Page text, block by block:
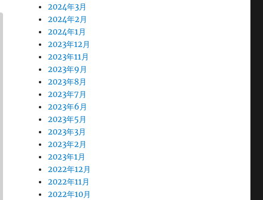
2024年3月
2024年2月
2024年1月
2023年12月
2023年11月
2023年9月
2023年8月
2023年7月
2023年6月
2023年5月
2023年3月
2023年2月
2023年1月
2022年12月
2022年11月
2022年10月